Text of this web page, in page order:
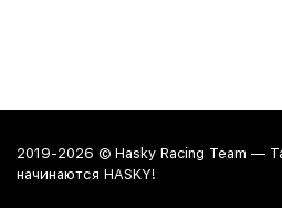
2019-2026 © Hasky Racing Team —
начинаются HASKY!